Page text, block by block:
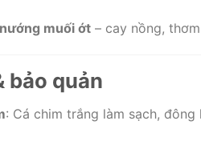
muối ớt– cay nồng,
bảo quản
: Cá chim trắng làm sạch, đông